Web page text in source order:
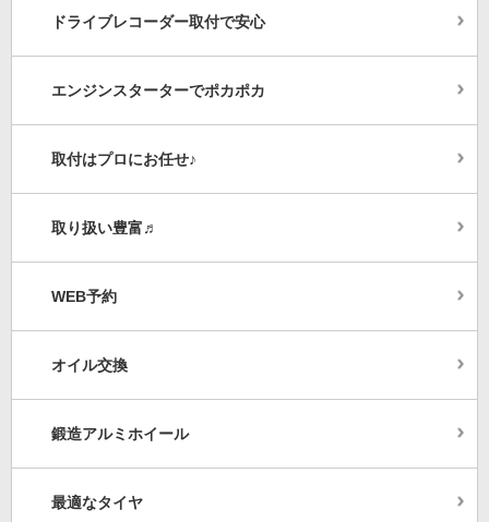
ドライブレコーダー取付で安心
エンジンスターターでポカポカ
取付はプロにお任せ♪
取り扱い豊富♬
WEB予約
オイル交換
鍛造アルミホイール
最適なタイヤ